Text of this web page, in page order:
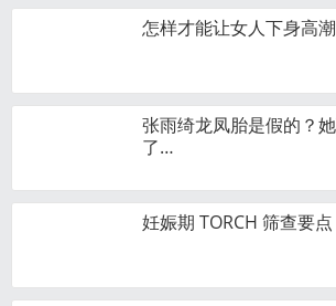
怎样才能让女人下身高潮
张雨绮龙凤胎是假的？
了…
妊娠期 TORCH 筛查要点